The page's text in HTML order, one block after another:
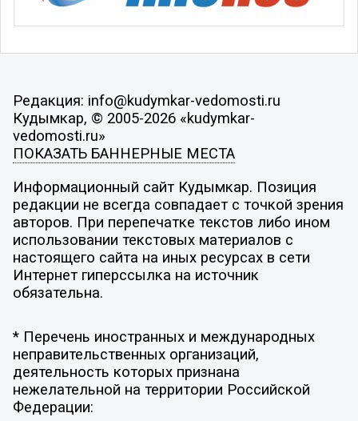
Редакция: info@kudymkar-vedomosti.ru
Кудымкар, © 2005-2026 «kudymkar-
vedomosti.ru»
ПОКАЗАТЬ БАННЕРНЫЕ МЕСТА
Информационный сайт Кудымкар. Позиция
редакции не всегда совпадает с точкой зрения
авторов. При перепечатке текстов либо ином
использовании текстовых материалов с
настоящего сайта на иных ресурсах в сети
Интернет гиперссылка на источник
обязательна.
* Перечень иностранных и международных
неправительственных организаций,
деятельность которых признана
нежелательной на территории Российской
Федерации: